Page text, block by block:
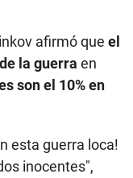
afirmó que el
la guerra en
son el 10% en
esta guerra loca!
inocentes",